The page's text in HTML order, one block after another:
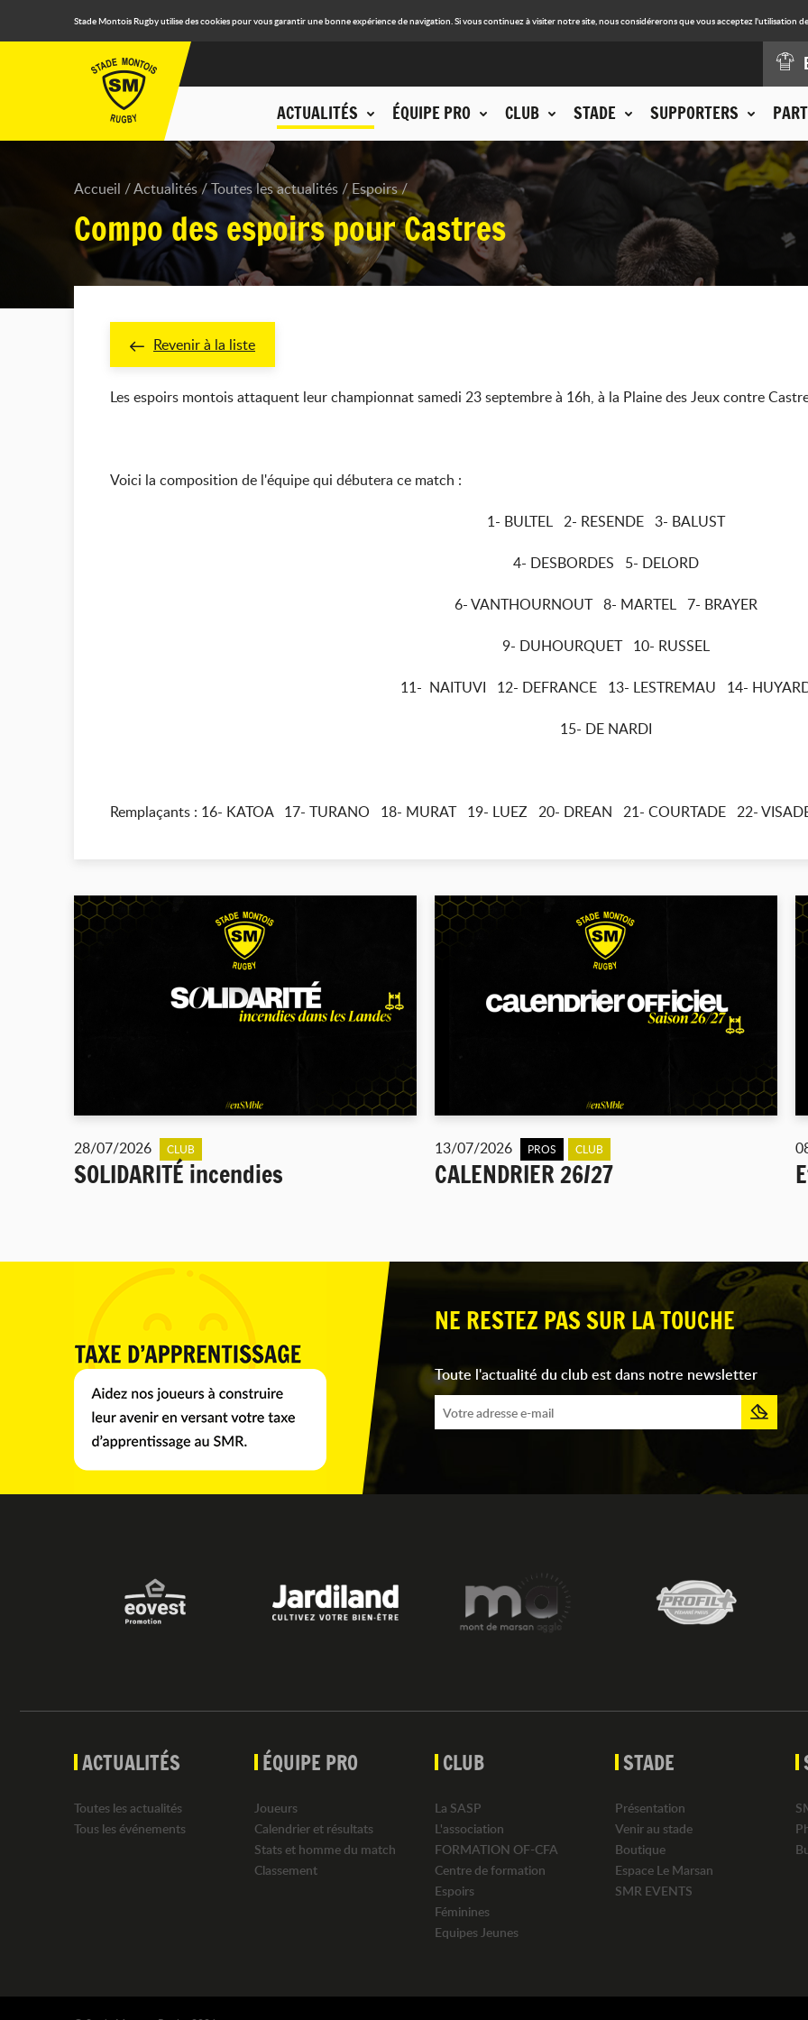
Stade Montois Rugby utilise des cookies pour vous garantir une bonne expérience de navigation. Si vous continuez à visiter notre site, nous considérerons que vous acceptez l'utilisation
ACTUALITÉS ÉQUIPE PRO CLUB STADE SUPPORTERS
Accueil Actualités Toutes les actualités Espoirs
Compo des espoirs pour Castres
Revenir à la liste
Les espoirs montois attaquent leur championnat samedi 23 septembre à 16h, à la Plaine des Jeux contre
Voici la composition de l'équipe qui débutera ce match :
1- BULTEL 2- RESENDE 3- BALUST
4- DESBORDES 5- DELORD
6- VANTHOURNOUT 8- MARTEL 7- BRAYER
9- DUHOURQUET 10- RUSSEL
11- NAITUVI 12- DEFRANCE 13- LESTREMAU 14-
15- DE NARDI
Remplaçants : 16- KATOA 17- TURANO 18- MURAT 19- LUEZ 20- DREAN 21- COURTADE 22-
28/07/2026 CLUB
SOLIDARITÉ incendies
13/07/2026 PROS CLUB
CALENDRIER 26/27
NE RESTEZ PAS SUR LA TOUCHE
Toute l'actualité du club est dans notre newsletter
ACTUALITÉS
Toutes les actualités
Tous les événements
ÉQUIPE PRO
Joueurs
Calendrier et résultats
Stats et homme du match
Classement
CLUB
La SASP
L'association
FORMATION OF-CFA
Centre de formation
Espoirs
Féminines
Equipes Jeunes
STADE
Présentation
Venir au stade
Boutique
Espace Le Marsan
SMR EVENTS